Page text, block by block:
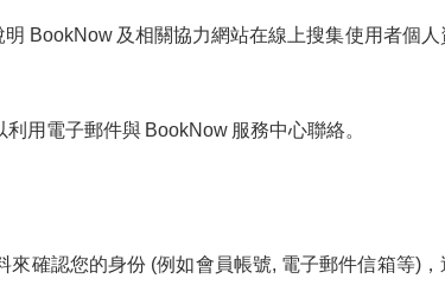
明 BookNow 及相關協力網站在線上搜集使用者個人
利用電子郵件與 BookNow 服務中心聯絡。
確認您的身份 (例如會員帳號, 電子郵件信箱等)，